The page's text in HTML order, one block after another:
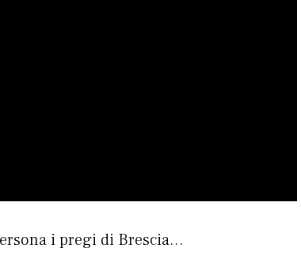
i pregi di Brescia…